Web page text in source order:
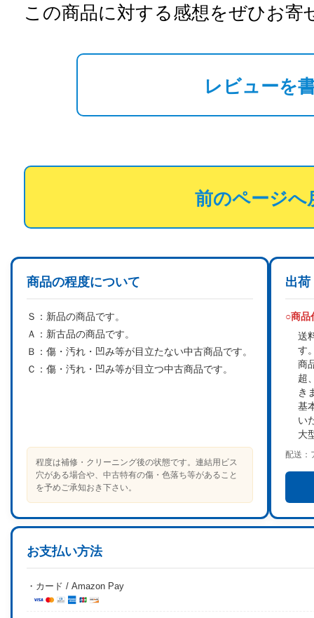
この商品に対する感想をぜひお寄
レビューを
前のページへ
商品の程度について
Ｓ： 新品の商品です。
Ａ： 新古品の商品です。
Ｂ： 傷・汚れ・凹み等が目立たない中古商品です。
Ｃ： 傷・汚れ・凹み等が目立つ中古商品です。
程度は補修・クリーニング後の状態です。連結用ビス
穴がある場合や、中古特有の傷・色落ち等があること
を予めご承知おき下さい。
出荷
○商品
送
す
商
超
き
基
い
大
配送：
お支払い方法
・カード / Amazon Pay